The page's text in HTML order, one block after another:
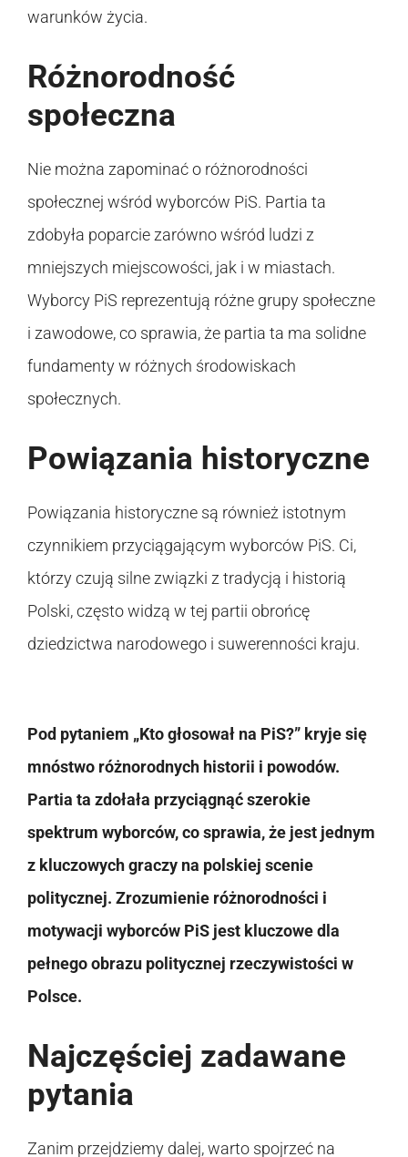
warunków życia.
Różnorodność
społeczna
Nie można zapominać o różnorodności
społecznej wśród wyborców PiS. Partia ta
zdobyła poparcie zarówno wśród ludzi z
mniejszych miejscowości, jak i w miastach.
Wyborcy PiS reprezentują różne grupy społeczne
i zawodowe, co sprawia, że partia ta ma solidne
fundamenty w różnych środowiskach
społecznych.
Powiązania historyczne
Powiązania historyczne są również istotnym
czynnikiem przyciągającym wyborców PiS. Ci,
którzy czują silne związki z tradycją i historią
Polski, często widzą w tej partii obrońcę
dziedzictwa narodowego i suwerenności kraju.
Pod pytaniem „Kto głosował na PiS?” kryje się
mnóstwo różnorodnych historii i powodów.
Partia ta zdołała przyciągnąć szerokie
spektrum wyborców, co sprawia, że jest jednym
z kluczowych graczy na polskiej scenie
politycznej. Zrozumienie różnorodności i
motywacji wyborców PiS jest kluczowe dla
pełnego obrazu politycznej rzeczywistości w
Polsce.
Najczęściej zadawane
pytania
Zanim przejdziemy dalej, warto spojrzeć na